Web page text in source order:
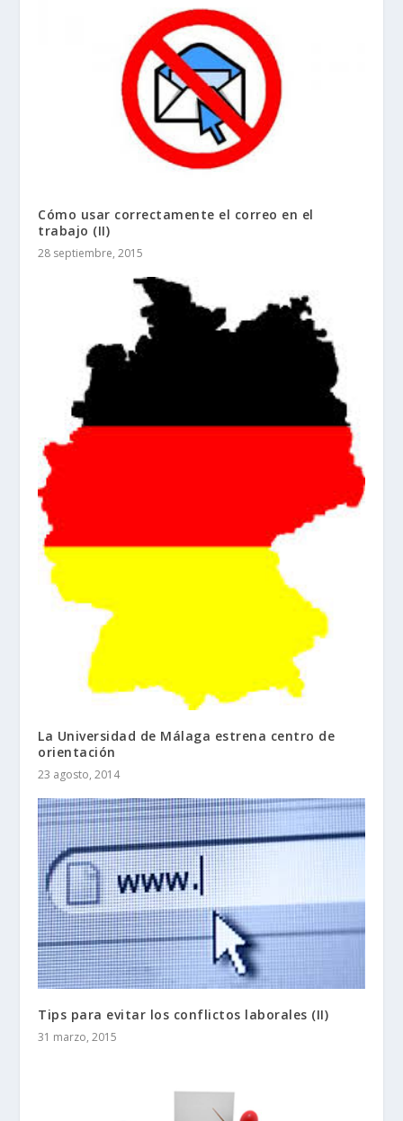
Cómo usar correctamente el correo en el
trabajo (II)
28 septiembre, 2015
La Universidad de Málaga estrena centro de
orientación
23 agosto, 2014
Tips para evitar los conflictos laborales (II)
31 marzo, 2015